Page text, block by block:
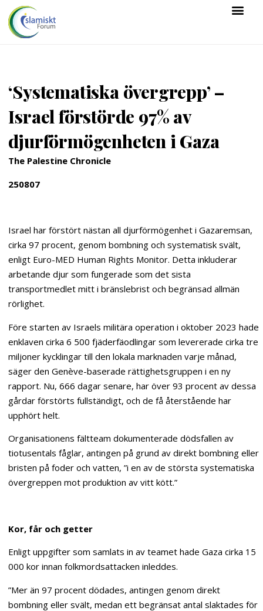
‘Systematiska övergrepp’ –
Israel förstörde 97% av
djurförmögenheten i Gaza
The Palestine Chronicle
250807
Israel har förstört nästan all djurförmögenhet i Gazaremsan,
cirka 97 procent, genom bombning och systematisk svält,
enligt Euro-MED Human Rights Monitor. Detta inkluderar
arbetande djur som fungerade som det sista
transportmedlet mitt i bränslebrist och begränsad allmän
rörlighet.
Före starten av Israels militära operation i oktober 2023 hade
enklaven cirka 6 500 fjäderfäodlingar som levererade cirka tre
miljoner kycklingar till den lokala marknaden varje månad,
säger den Genève-baserade rättighetsgruppen i en ny
rapport. Nu, 666 dagar senare, har över 93 procent av dessa
gårdar förstörts fullständigt, och de få återstående har
upphört helt.
Organisationens fältteam dokumenterade dödsfallen av
tiotusentals fåglar, antingen på grund av direkt bombning eller
bristen på foder och vatten, ”i en av de största systematiska
övergreppen mot produktion av vitt kött.”
Kor, får och getter
Enligt uppgifter som samlats in av teamet hade Gaza cirka 15
000 kor innan folkmordsattacken inleddes.
”Mer än 97 procent dödades, antingen genom direkt
bombning eller svält, medan ett begränsat antal slaktades för